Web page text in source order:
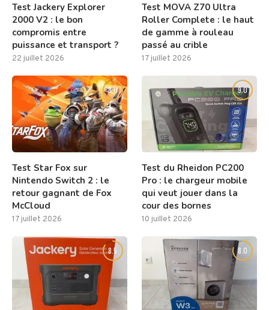
Test Jackery Explorer
2000 V2 : le bon
compromis entre
puissance et transport ?
22 juillet 2026
Test MOVA Z70 Ultra
Roller Complete : le haut
de gamme à rouleau
passé au crible
17 juillet 2026
8.0
Test Star Fox sur
Nintendo Switch 2 : le
retour gagnant de Fox
McCloud
17 juillet 2026
9.0
Test du Rheidon PC200
Pro : le chargeur mobile
qui veut jouer dans la
cour des bornes
10 juillet 2026
8.5 8.0